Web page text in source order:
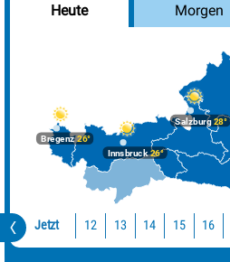
Heute Morgen
Bregenz26°
Innsbruck26°
Salzburg28°
Jetzt 12 13 14 15 16